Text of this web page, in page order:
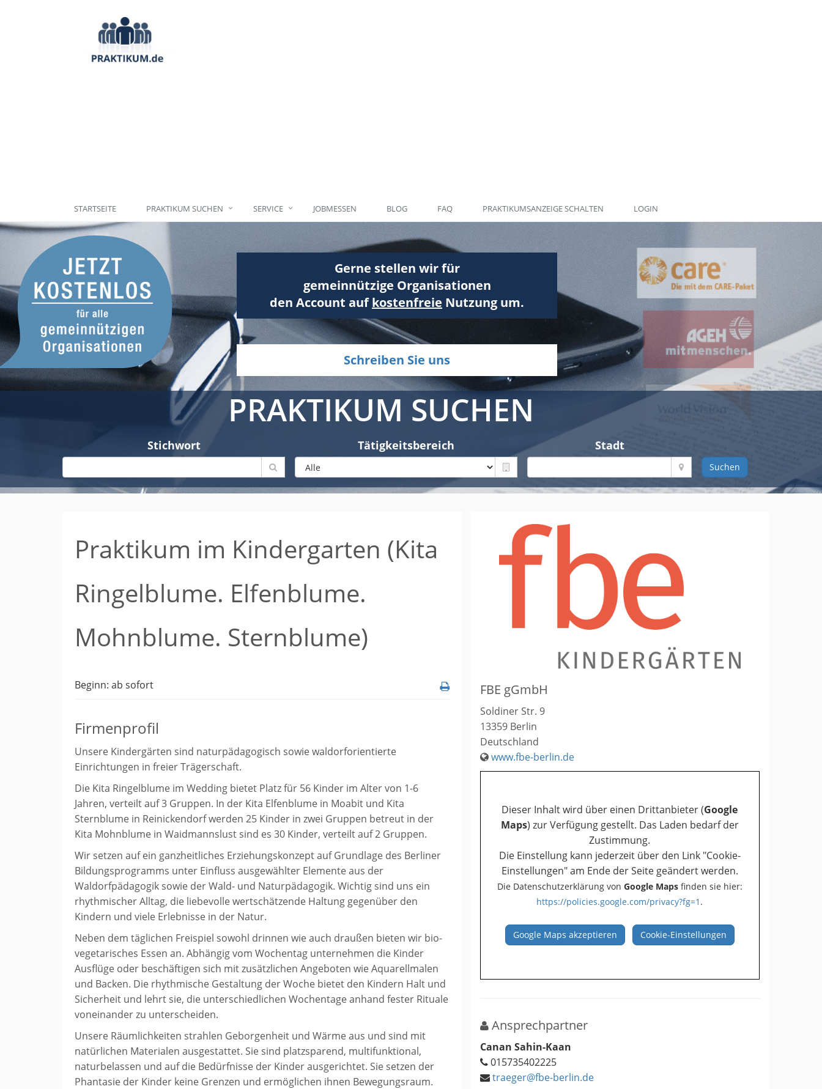
STARTSEITE PRAKTIKUM SUCHEN SERVICE JOBMESSEN BLOG FAQ PRAKTIKUMSANZEIGE SCHALTEN LOGIN
PRAKTIKUM SUCHEN
Stichwort Tätigkeitsbereich Stadt
Suchen
Gerne stellen wir für
gemeinnützige Organisationen
den Account aufkostenfreie Nutzung um.
Schreiben Sie uns
Praktikum im Kindergarten (Kita
Ringelblume. Elfenblume.
Mohnblume. Sternblume)
Beginn: ab sofort
Firmenprofil
Unsere Kindergärten sind naturpädagogisch sowie waldorforientierte
Einrichtungen in freier Trägerschaft.
Die Kita Ringelblume im Wedding bietet Platz für 56 Kinder im Alter von 1-6
Jahren, verteilt auf 3 Gruppen. In der Kita Elfenblume in Moabit und Kita
Sternblume in Reinickendorf werden 25 Kinder in zwei Gruppen betreut in der
Kita Mohnblume in Waidmannslust sind es 30 Kinder, verteilt auf 2 Gruppen.
Wir setzen auf ein ganzheitliches Erziehungskonzept auf Grundlage des Berliner
Bildungsprogramms unter Einfluss ausgewählter Elemente aus der
Waldorfpädagogik sowie der Wald- und Naturpädagogik. Wichtig sind uns ein
rhythmischer Alltag, die liebevolle wertschätzende Haltung gegenüber den
Kindern und viele Erlebnisse in der Natur.
Neben dem täglichen Freispiel sowohl drinnen wie auch draußen bieten wir bio-
vegetarisches Essen an. Abhängig vom Wochentag unternehmen die Kinder
Ausflüge oder beschäftigen sich mit zusätzlichen Angeboten wie Aquarellmalen
und Backen. Die rhythmische Gestaltung der Woche bietet den Kindern Halt und
Sicherheit und lehrt sie, die unterschiedlichen Wochentage anhand fester Rituale
voneinander zu unterscheiden.
Unsere Räumlichkeiten strahlen Geborgenheit und Wärme aus und sind mit
natürlichen Materialen ausgestattet. Sie sind platzsparend, multifunktional,
naturbelassen und auf die Bedürfnisse der Kinder ausgerichtet. Sie setzen der
Phantasie der Kinder keine Grenzen und ermöglichen ihnen Bewegungsraum.
FBE gGmbH
Soldiner Str. 9
13359 Berlin
Deutschland
www.fbe-berlin.de
Dieser Inhalt wird über einen Drittanbieter (Google
Maps) zur Verfügung gestellt. Das Laden bedarf der
Zustimmung.
Die Einstellung kann jederzeit über den Link "Cookie-
Einstellungen" am Ende der Seite geändert werden.
Die Datenschutzerklärung von Google Mapsfinden sie hier:
https://policies.google.com/privacy?fg=1 .
Google Maps akzeptieren Cookie-Einstellungen
Ansprechpartner
Canan Sahin-Kaan
015735402225
traeger@fbe-berlin.de